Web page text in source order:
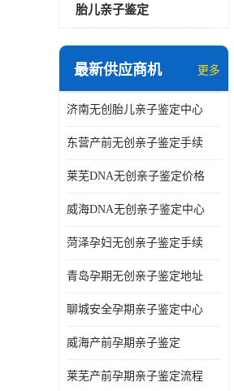
胎儿亲子鉴定
最新供应商机 更多
济南无创胎儿亲子鉴定中心
东营产前无创亲子鉴定手续
莱芜DNA无创亲子鉴定价格
威海DNA无创亲子鉴定中心
菏泽孕妇无创亲子鉴定手续
青岛孕期无创亲子鉴定地址
聊城安全孕期亲子鉴定中心
威海产前孕期亲子鉴定
莱芜产前孕期亲子鉴定流程